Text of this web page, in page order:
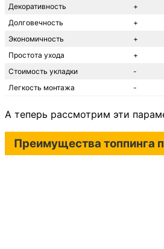
Декоративность
+
Долговечность
+
Экономичность
+
Простота ухода
+
Стоимость укладки
-
Легкость монтажа
-
А теперь рассмотрим эти
Преимущества топпинга